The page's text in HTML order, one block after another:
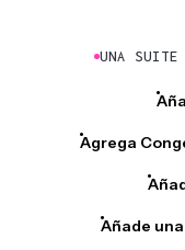
UNA SUITE
Agrega
Añade